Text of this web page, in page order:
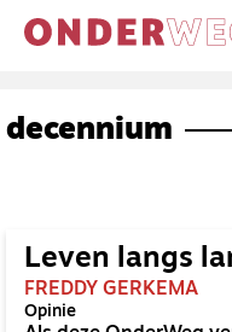
decennium
Leven langs
FREDDY GERKEMA
Opinie